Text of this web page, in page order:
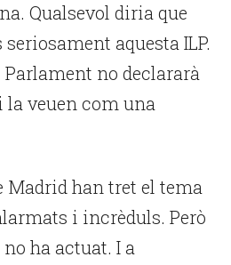
Qualsevol diria que
aquesta ILP.
Parlament no declararà
veuen com una
han tret el tema
i incrèduls. Però
ha actuat. I a